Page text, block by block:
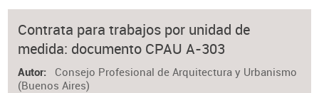
Contrata para trabajos por unidad de
medida: documento CPAU A-303
Autor
Consejo Profesional de Arquitectura y Urbanismo
(Buenos Aires)